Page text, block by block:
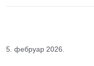
5. фебруар 2026.